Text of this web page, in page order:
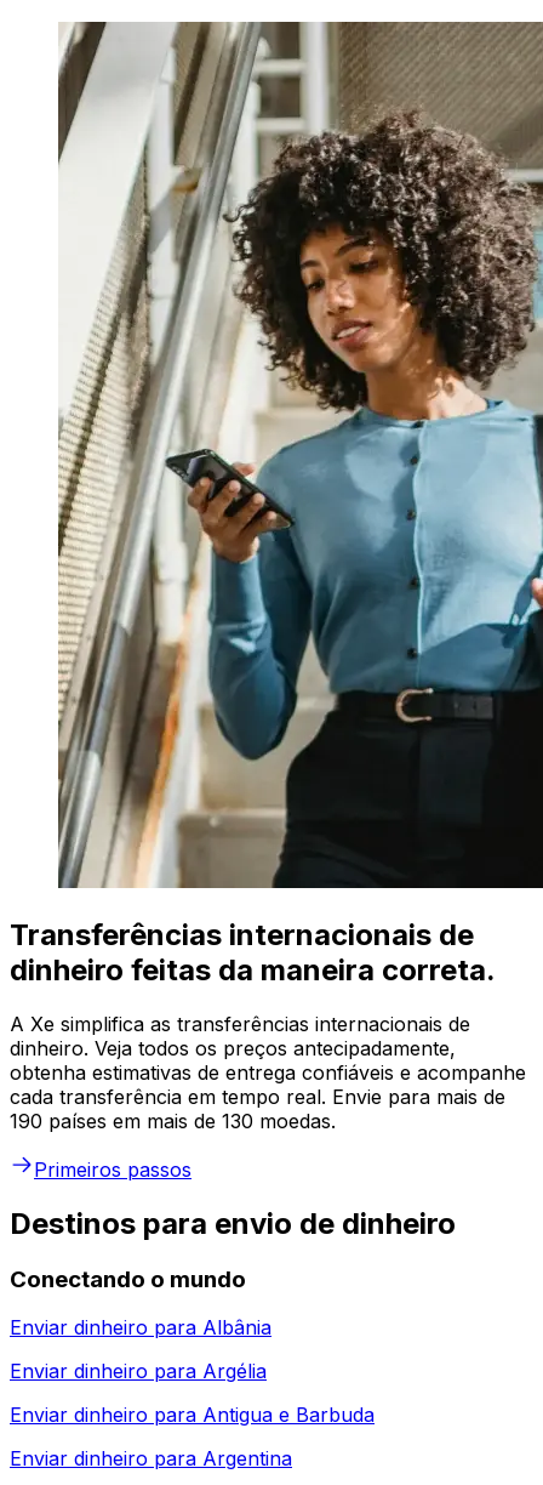
Transferências internacionais de
dinheiro feitas da maneira correta.
A Xe simplifica as transferências internacionais de
dinheiro. Veja todos os preços antecipadamente,
obtenha estimativas de entrega confiáveis e acompanhe
cada transferência em tempo real. Envie para mais de
190 países em mais de 130 moedas.
Primeiros passos
Destinos para envio de dinheiro
Conectando o mundo
Enviar dinheiro para Albânia
Enviar dinheiro para Argélia
Enviar dinheiro para Antigua e Barbuda
Enviar dinheiro para Argentina